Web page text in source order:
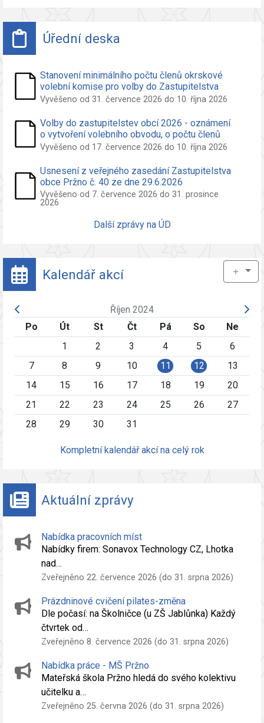
Úřední deska
Stanovení minimálního počtu členů okrskové
volební komise pro volby do Zastupitelstva
obce Pržno
Vyvěšeno od 31. července 2026 do 10. října 2026
Volby do zastupitelstev obcí 2026 - oznámení
o vytvoření volebního obvodu, o počtu členů
zastupitelstva volených ve volebním obvodu a
nezávislého kandidáta a sdružení nezáv.
kandidátů
Vyvěšeno od 17. července 2026 do 10. října 2026
Usnesení z veřejného zasedání Zastupitelstva
obce Pržno č. 40 ze dne 29.6.2026
Vyvěšeno od 7. července 2026 do 31. prosince
2026
Další zprávy na ÚD
Kalendář akcí ＋
Říjen 2024
Po
Út St Čt Pá So
Ne
1
2 3 4 5
6
7
8 9 10 11 12
13
14
15 16 17 18 19
20
21
22 23 24 25 26
27
28
29 30 31
Kompletní kalendář akcí na celý rok
Aktuální zprávy
Nabídka pracovních míst
Nabídky firem: Sonavox Technology CZ, Lhotka
nad…
Zveřejněno 22. července 2026 (do 31. srpna 2026)
Prázdninové cvičení pilates-změna
Dle počasí: na Školničce (u ZŠ Jablůnka) Každý
čtvrtek od…
Zveřejněno 8. července 2026 (do 31. srpna 2026)
Nabídka práce - MŠ Pržno
Mateřská škola Pržno hledá do svého kolektivu
učitelku a…
Zveřejněno 25. června 2026 (do 31. srpna 2026)